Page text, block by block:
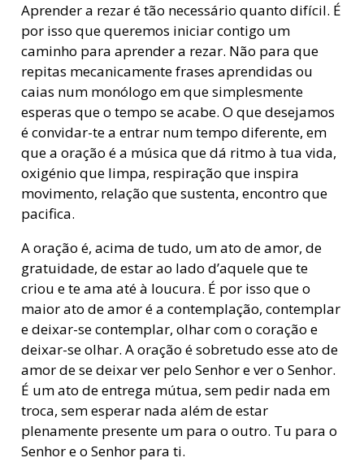
Aprender a rezar é tão necessário quanto difícil. É
por isso que queremos iniciar contigo um
caminho para aprender a rezar. Não para que
repitas mecanicamente frases aprendidas ou
caias num monólogo em que simplesmente
esperas que o tempo se acabe. O que desejamos
é convidar-te a entrar num tempo diferente, em
que a oração é a música que dá ritmo à tua vida,
oxigénio que limpa, respiração que inspira
movimento, relação que sustenta, encontro que
pacifica.
A oração é, acima de tudo, um ato de amor, de
gratuidade, de estar ao lado d’aquele que te
criou e te ama até à loucura. É por isso que o
maior ato de amor é a contemplação, contemplar
e deixar-se contemplar, olhar com o coração e
deixar-se olhar. A oração é sobretudo esse ato de
amor de se deixar ver pelo Senhor e ver o Senhor.
É um ato de entrega mútua, sem pedir nada em
troca, sem esperar nada além de estar
plenamente presente um para o outro. Tu para o
Senhor e o Senhor para ti.